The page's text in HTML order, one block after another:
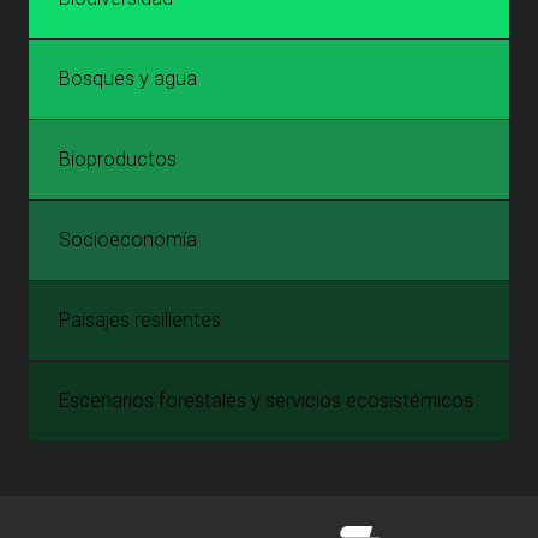
Bosques y agua
Bioproductos
Socioeconomía
Paisajes resilientes
Escenarios forestales y servicios ecosistémicos